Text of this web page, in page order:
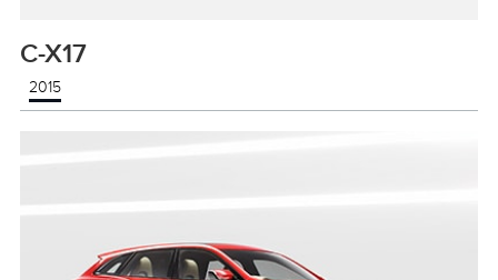
C-X17
2015